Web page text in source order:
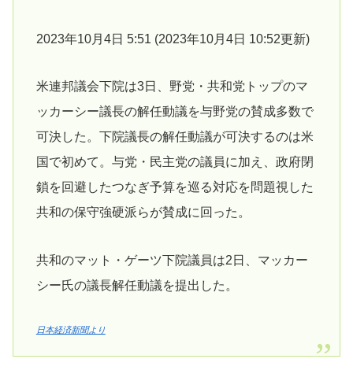
2023年10月4日 5:51 (2023年10月4日 10:52更新)
米連邦議会下院は3日、野党・共和党トップのマ
ッカーシー議長の解任動議を与野党の賛成多数で
可決した。下院議長の解任動議が可決するのは米
国で初めて。与党・民主党の議員に加え、政府閉
鎖を回避したつなぎ予算を巡る対応を問題視した
共和の保守強硬派らが賛成に回った。
共和のマット・ゲーツ下院議員は2日、マッカー
シー氏の議長解任動議を提出した。
日本経済新聞より